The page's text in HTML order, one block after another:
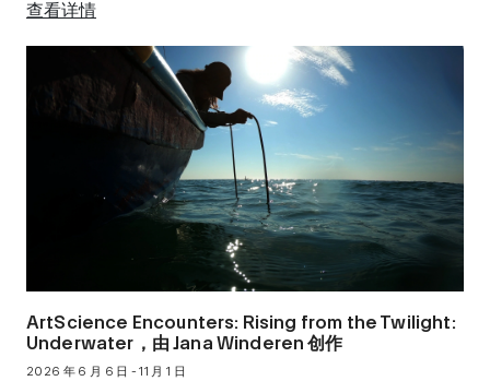
查看详情
ArtScience Encounters: Rising from the Twilight:
Underwater，由 Jana Winderen 创作
2026 年 6 月 6 日 - 11 月 1 日